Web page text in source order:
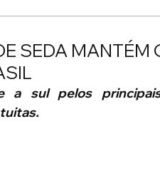
SEDA MANTÉM
a sul pelos